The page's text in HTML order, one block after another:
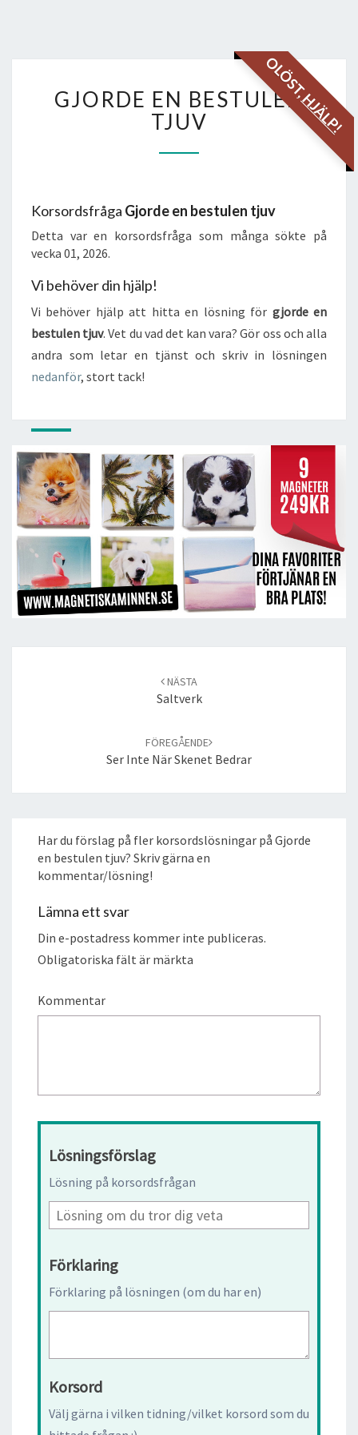
OLÖST,
HJÄLP!
EN
BESTULEN
TJUV
GJORDE EN BESTULEN
TJUV
Korsordsfråga Gjorde en bestulen tjuv
Detta var en korsordsfråga som många sökte på
vecka 01, 2026.
Vi behöver din hjälp!
Vi behöver hjälp att hitta en lösning för gjorde en
bestulen tjuv. Vet du vad det kan vara? Gör oss och alla
andra som letar en tjänst och skriv in lösningen
nedanför, stort tack!
NÄSTA
Saltverk
FÖREGÅENDE
Ser Inte När Skenet Bedrar
Har du förslag på fler korsordslösningar på Gjorde
en bestulen tjuv? Skriv gärna en
kommentar/lösning!
Lämna ett svar
Din e-postadress kommer inte publiceras.
Obligatoriska fält är märkta
Kommentar
Lösningsförslag
Lösning på korsordsfrågan
Förklaring
Förklaring på lösningen (om du har en)
Korsord
Välj gärna i vilken tidning/vilket korsord som du